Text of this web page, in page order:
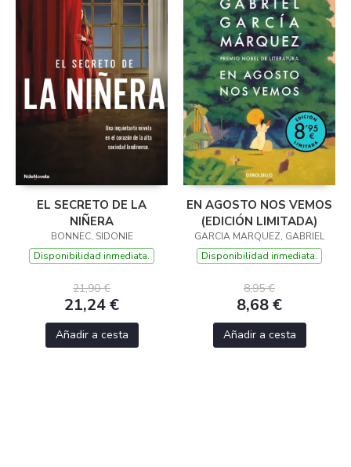
EL SECRETO DE LA
NIÑERA
BONNEC, SIDONIE
Disponibilidad inmediata.
21,90 €
21,24 €
Añadir a cesta
EN AGOSTO NOS VEMOS
(EDICIÓN LIMITADA)
GARCIA MARQUEZ, GABRIEL
Disponibilidad inmediata.
8,95 €
8,68 €
Añadir a cesta